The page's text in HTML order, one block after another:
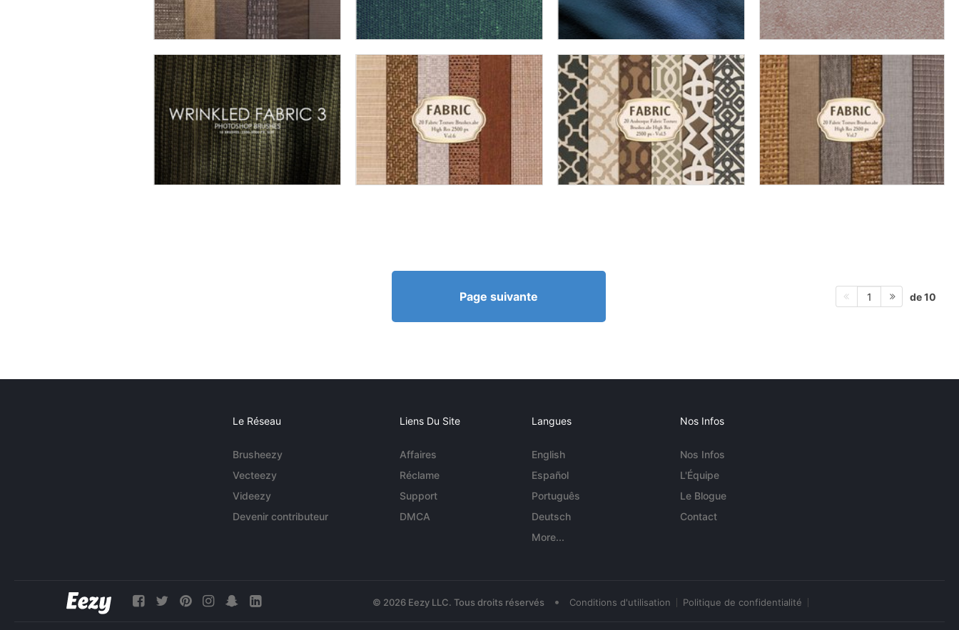
Page suivante 1 de 10
Le Réseau
Brusheezy
Vecteezy
Videezy
Devenir contributeur
Liens Du Site
Affaires
Réclame
Support
DMCA
Langues
English
Español
Português
Deutsch
More...
Nos Infos
Nos Infos
L'Équipe
Le Blogue
Contact
© 2026 Eezy LLC. Tous droits réservés • Conditions d'utilisation Politique de confidentialité